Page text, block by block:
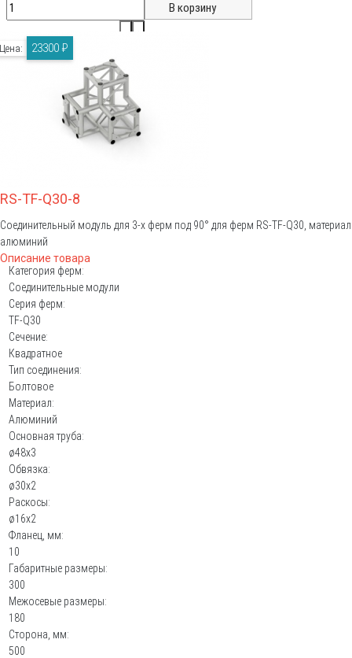
RS-TF-Q30-8
Соединительный модуль для 3-х ферм под 90° для ферм RS-TF-Q30, материал
алюминий
Описание товара
Цена: 23300 ₽
Категория ферм:
Соединительные модули
Серия ферм:
TF-Q30
Сечение:
Квадратное
Тип соединения:
Болтовое
Материал:
Алюминий
Основная труба:
ø48х3
Обвязка:
ø30х2
Раскосы:
ø16х2
Фланец, мм:
10
Габаритные размеры:
300
Межосевые размеры:
180
Сторона, мм:
500